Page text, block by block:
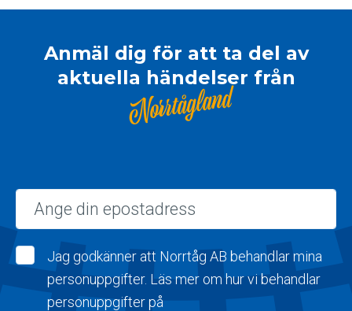
Anmäl dig för att ta del av
aktuella händelser från
Norrtågland
Jag godkänner att Norrtåg AB behandlar mina
personuppgifter. Läs mer om hur vi behandlar
personuppgifter på